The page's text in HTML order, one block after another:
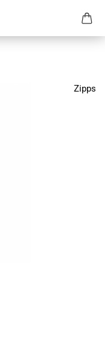
Zipps